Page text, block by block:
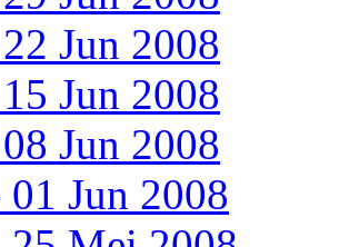
Jun 2008
Jun 2008
Jun 2008
Jun 2008